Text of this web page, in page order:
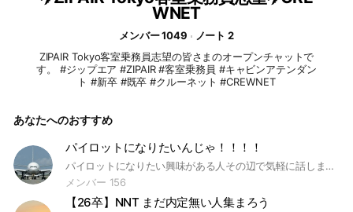
WNET
メンバー 1049
ノート 2
ZIPAIR Tokyo客室乗務員志望の皆さまのオープンチャットで
す。 #ジップエア #ZIPAIR #客室乗務員 #キャビンアテンダン
ト #新卒 #既卒 #クルーネット #CREWNET
あなたへのおすすめ
パイロットになりたいんじゃ！！！！
パイロットになりたい興味がある人その辺で気軽に話しましょう！
メンバー 156
【26卒】NNT まだ内定無い人集まろう